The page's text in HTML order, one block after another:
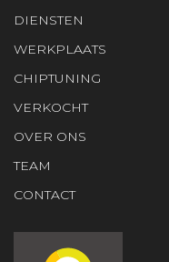
DIENSTEN
WERKPLAATS
CHIPTUNING
VERKOCHT
OVER ONS
TEAM
CONTACT